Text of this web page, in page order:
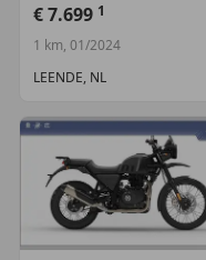
€ 7.699 1
1 km, 01/2024
LEENDE, NL